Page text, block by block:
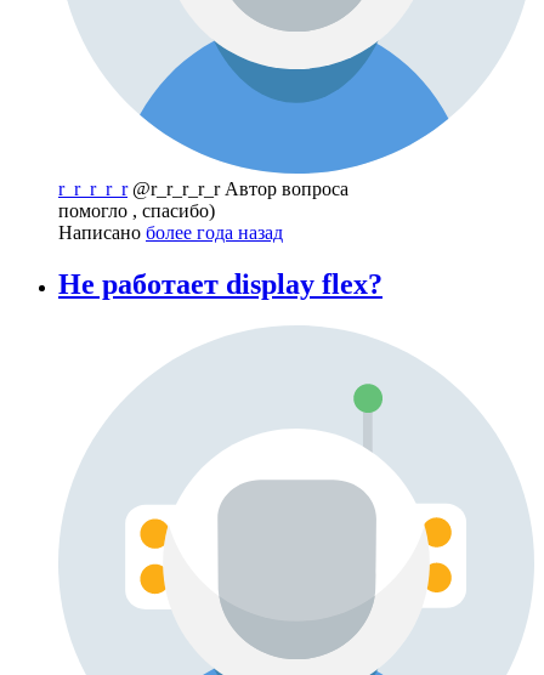
r_r_r_r_r @r_r_r_r_r Автор вопроса
помогло , спасибо)
Написано более года назад
Не работает display flex?